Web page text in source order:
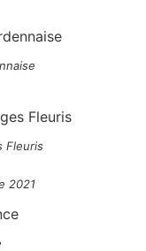
Fleuris
2021